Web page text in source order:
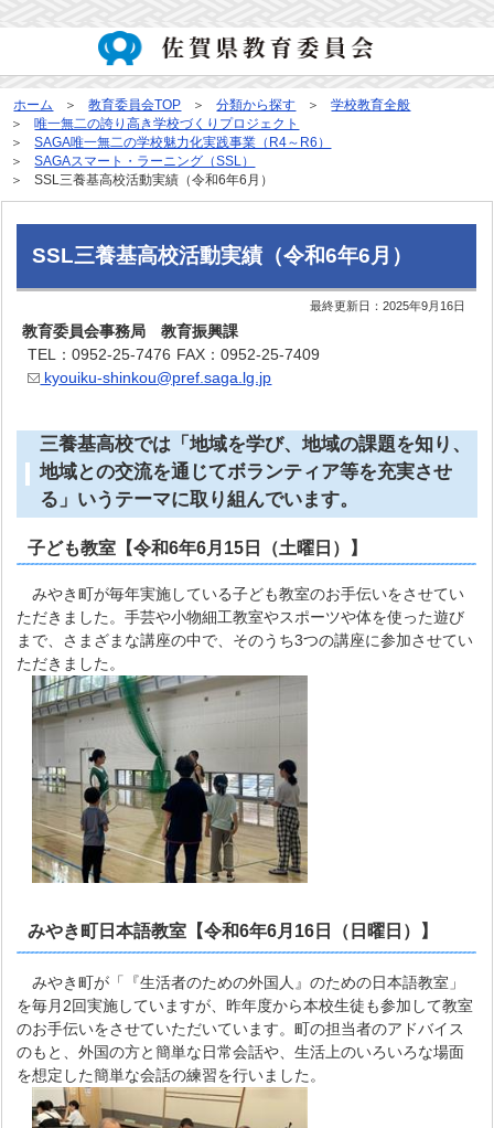
ホーム 教育委員会TOP 分類から探す
学校教育全般
唯一無二の誇り高き学校づくりプロジェクト
SAGA唯一無二の学校魅力化実践事業（R4～R6）
SAGAスマート・ラーニング（SSL）
SSL三養基高校活動実績（令和6年6月）
SSL三養基高校活動実績（令和6年6月）
最終更新日：2025年9月16日
教育委員会事務局 教育振興課
TEL：0952-25-7476 FAX：0952-25-7409
kyouiku-shinkou@pref.saga.lg.jp
三養基高校では「地域を学び、地域の課題を知り、
地域との交流を通じてボランティア等を充実させ
る」いうテーマに取り組んでいます。
子ども教室【令和6年6月15日（土曜日）】
みやき町が毎年実施している子ども教室のお手伝いをさせてい
ただきました。手芸や小物細工教室やスポーツや体を使った遊び
まで、さまざまな講座の中で、そのうち3つの講座に参加させてい
ただきました。
みやき町日本語教室【令和6年6月16日（日曜日）】
みやき町が「『生活者のための外国人』のための日本語教室」
を毎月2回実施していますが、昨年度から本校生徒も参加して教室
のお手伝いをさせていただいています。町の担当者のアドバイス
のもと、外国の方と簡単な日常会話や、生活上のいろいろな場面
を想定した簡単な会話の練習を行いました。